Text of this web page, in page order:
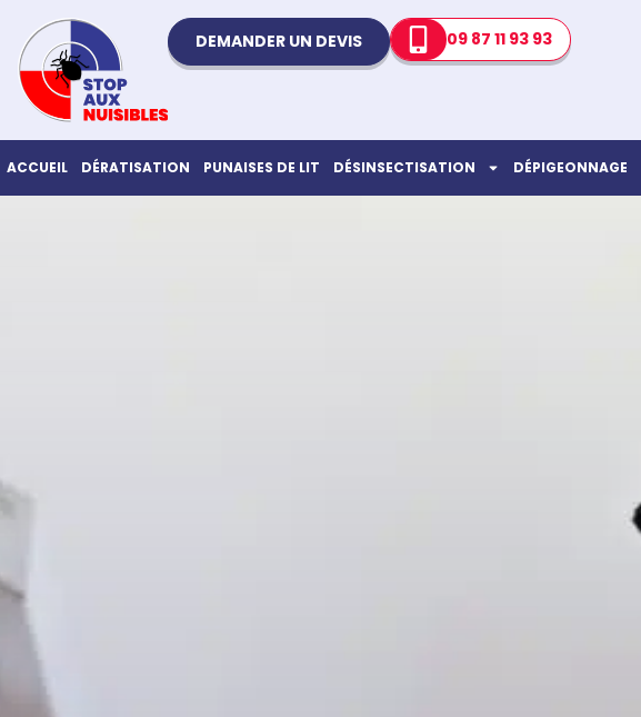
DEMANDER UN DEVIS 09 87 11 93 93
ACCUEIL DÉRATISATION PUNAISES DE LIT DÉSINSECTISATION DÉPIGEONNAGE